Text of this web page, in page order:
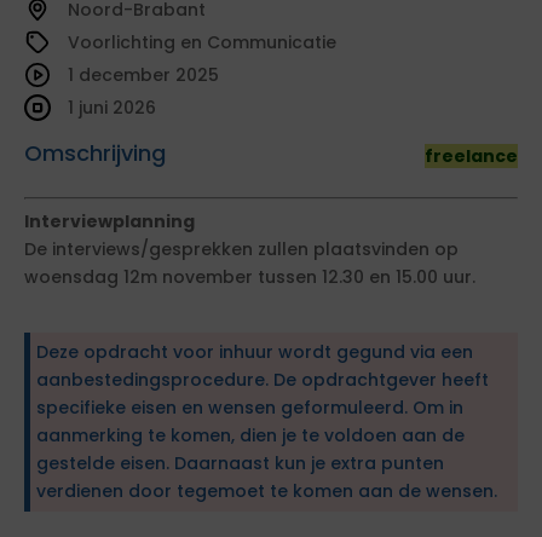
Noord-Brabant
Voorlichting en Communicatie
Omschrijving freelance
1 december 2025
1 juni 2026
Interviewplanning
De interviews/gesprekken zullen plaatsvinden op
woensdag 12m november tussen 12.30 en 15.00 uur.
Deze opdracht voor inhuur wordt gegund via een
aanbestedingsprocedure. De opdrachtgever heeft
specifieke eisen en wensen geformuleerd. Om in
aanmerking te komen, dien je te voldoen aan de
gestelde eisen. Daarnaast kun je extra punten
verdienen door tegemoet te komen aan de wensen.